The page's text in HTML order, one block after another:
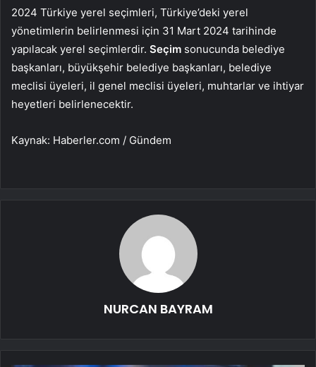
2024 Türkiye yerel seçimleri, Türkiye’deki yerel
yönetimlerin belirlenmesi için 31 Mart 2024 tarihinde
yapılacak yerel seçimlerdir. Seçim sonucunda belediye
başkanları, büyükşehir belediye başkanları, belediye
meclisi üyeleri, il genel meclisi üyeleri, muhtarlar ve ihtiyar
heyetleri belirlenecektir.
Kaynak: Haberler.com / Gündem
NURCAN BAYRAM